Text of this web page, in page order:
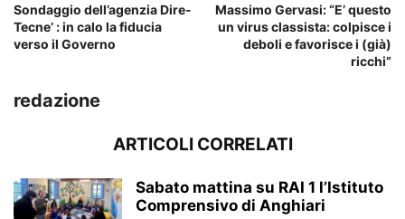
Sondaggio dell’agenzia Dire-
Tecne’ : in calo la fiducia
verso il Governo
Massimo Gervasi: “E’ questo
un virus classista: colpisce i
deboli e favorisce i (già)
ricchi”
redazione
ARTICOLI CORRELATI
Sabato mattina su RAI 1 l’Istituto
Comprensivo di Anghiari